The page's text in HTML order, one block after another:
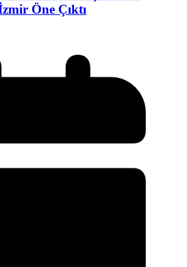
Öne Çıktı